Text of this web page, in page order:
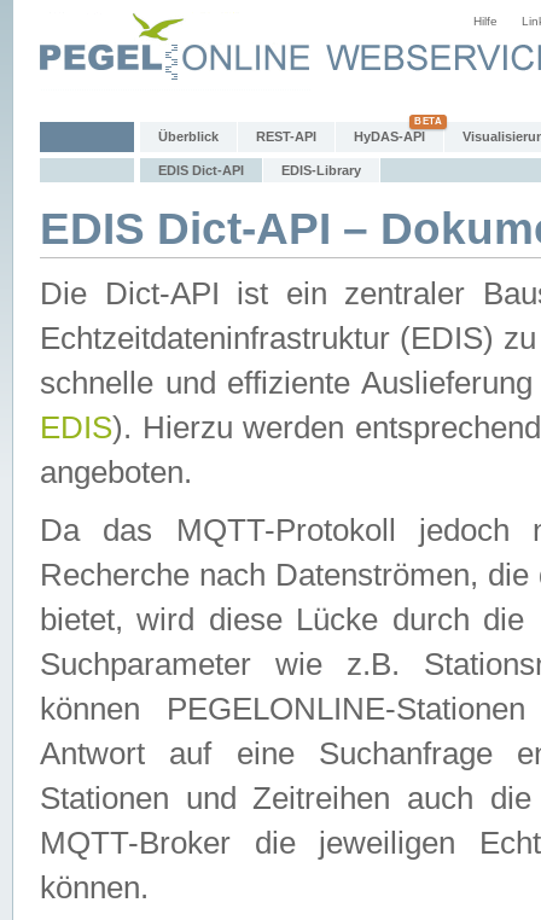
Hilfe
Überblick REST-API HyDAS-API
EDIS Dict-API EDIS-Library
EDIS Dict-API –
Die Dict-API ist ein zentraler
Echtzeitdateninfrastruktur (EDIS)
schnelle und effiziente
EDIS). Hierzu werden
angeboten.
Da das MQTT-Protokoll jedoch
Recherche nach Datenströmen,
bietet, wird diese Lücke durch die
Suchparameter wie z.B.
können PEGELONLINE-
Antwort auf eine Suchanfrage
Stationen und Zeitreihen auch
MQTT-Broker die jeweiligen
können.